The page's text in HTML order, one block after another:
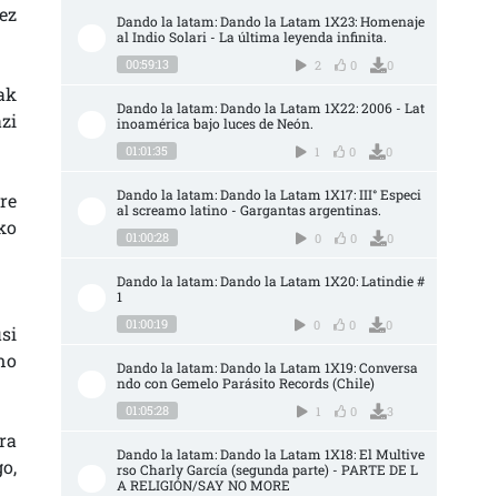
Dando la latam: Dando la Latam 1X23: Homenaje
al Indio Solari - La última leyenda infinita.
00:59:13 2 0 0
Dando la latam: Dando la Latam 1X22: 2006 - Lat
inoamérica bajo luces de Neón.
01:01:35 1 0 0
Dando la latam: Dando la Latam 1X17: III° Especi
al screamo latino - Gargantas argentinas.
01:00:28 0 0 0
Dando la latam: Dando la Latam 1X20: Latindie #
1
01:00:19 0 0 0
Dando la latam: Dando la Latam 1X19: Conversa
ndo con Gemelo Parásito Records (Chile)
01:05:28 1 0 3
Dando la latam: Dando la Latam 1X18: El Multive
rso Charly García (segunda parte) - PARTE DE L
A RELIGIÓN/SAY NO MORE